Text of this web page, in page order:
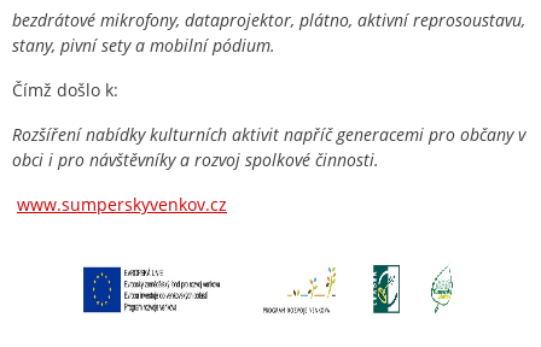
bezdrátové mikrofony, dataprojektor, plátno, aktivní reprosoustavu,
stany, pivní sety a mobilní pódium.
Čímž došlo k:
Rozšíření nabídky kulturních aktivit napříč generacemi pro občany v
obci i pro návštěvníky a rozvoj spolkové činnosti.
www.sumperskyvenkov.cz